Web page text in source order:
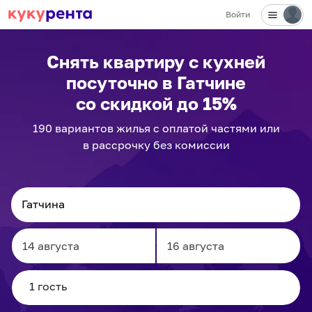
Войти
Снять квартиру с кухней
посуточно в Гатчине
со скидкой до 15%
190 вариантовжилья с оплатой частями или
в рассрочку без комиссии
Navigate
forward
to
Navigate
to
✕